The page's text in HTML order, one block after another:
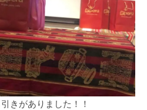
きがありました！！